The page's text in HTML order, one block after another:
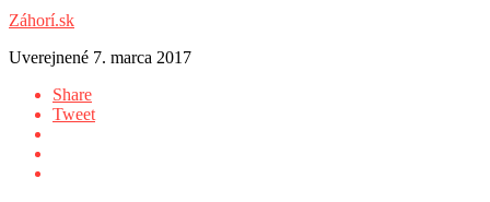
Záhorí.sk
Uverejnené 7. marca 2017
Share
Tweet